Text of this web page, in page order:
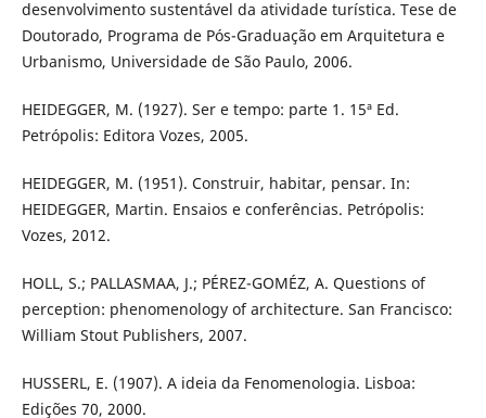
desenvolvimento sustentável da atividade turística. Tese de
Doutorado, Programa de Pós-Graduação em Arquitetura e
Urbanismo, Universidade de São Paulo, 2006.
HEIDEGGER, M. (1927). Ser e tempo: parte 1. 15ª Ed.
Petrópolis: Editora Vozes, 2005.
HEIDEGGER, M. (1951). Construir, habitar, pensar. In:
HEIDEGGER, Martin. Ensaios e conferências. Petrópolis:
Vozes, 2012.
HOLL, S.; PALLASMAA, J.; PÉREZ-GOMÉZ, A. Questions of
perception: phenomenology of architecture. San Francisco:
William Stout Publishers, 2007.
HUSSERL, E. (1907). A ideia da Fenomenologia. Lisboa:
Edições 70, 2000.